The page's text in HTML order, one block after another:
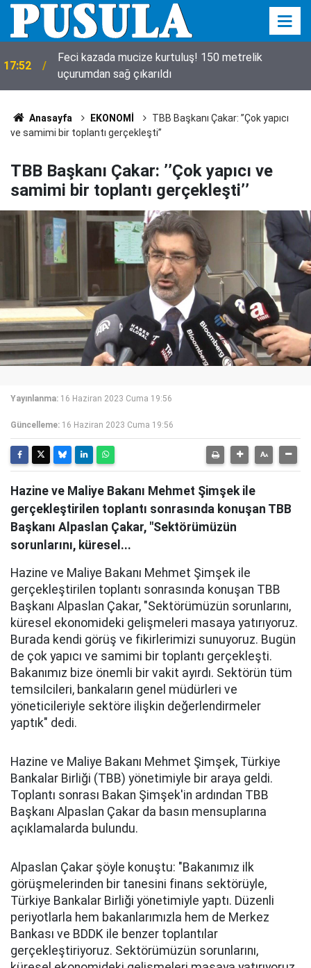
17:52
Feci kazada mucize kurtuluş! 150 metrelik
uçurumdan sağ çıkarıldı
Anasayfa EKONOMİ
TBB Başkanı Çakar: ’’Çok yapıcı
ve samimi bir toplantı gerçekleşti’’
TBB Başkanı Çakar: ’’Çok yapıcı ve
samimi bir toplantı gerçekleşti’’
Yayınlanma: 16 Haziran 2023 Cuma 19:56
Güncelleme: 16 Haziran 2023 Cuma 19:56
Hazine ve Maliye Bakanı Mehmet Şimşek ile
gerçekleştirilen toplantı sonrasında konuşan TBB
Başkanı Alpaslan Çakar, "Sektörümüzün
sorunlarını, küresel...
Hazine ve Maliye Bakanı Mehmet Şimşek ile
gerçekleştirilen toplantı sonrasında konuşan TBB
Başkanı Alpaslan Çakar, "Sektörümüzün sorunlarını,
küresel ekonomideki gelişmeleri masaya yatırıyoruz.
Burada kendi görüş ve fikirlerimizi sunuyoruz. Bugün
de çok yapıcı ve samimi bir toplantı gerçekleşti.
Bakanımız bize önemli bir vakit ayırdı. Sektörün tüm
temsilcileri, bankaların genel müdürleri ve
yöneticileriyle sektöre ilişkin değerlendirmeler
yaptık" dedi.
Hazine ve Maliye Bakanı Mehmet Şimşek, Türkiye
Bankalar Birliği (TBB) yönetimiyle bir araya geldi.
Toplantı sonrası Bakan Şimşek'in ardından TBB
Başkanı Alpaslan Çakar da basın mensuplarına
açıklamalarda bulundu.
Alpaslan Çakar şöyle konuştu: "Bakanımız ilk
görüşmelerinden bir tanesini finans sektörüyle,
Türkiye Bankalar Birliği yönetimiyle yaptı. Düzenli
periyotlarla hem bakanlarımızla hem de Merkez
Bankası ve BDDK ile benzer toplantılar
gerçekleştiriyoruz. Sektörümüzün sorunlarını,